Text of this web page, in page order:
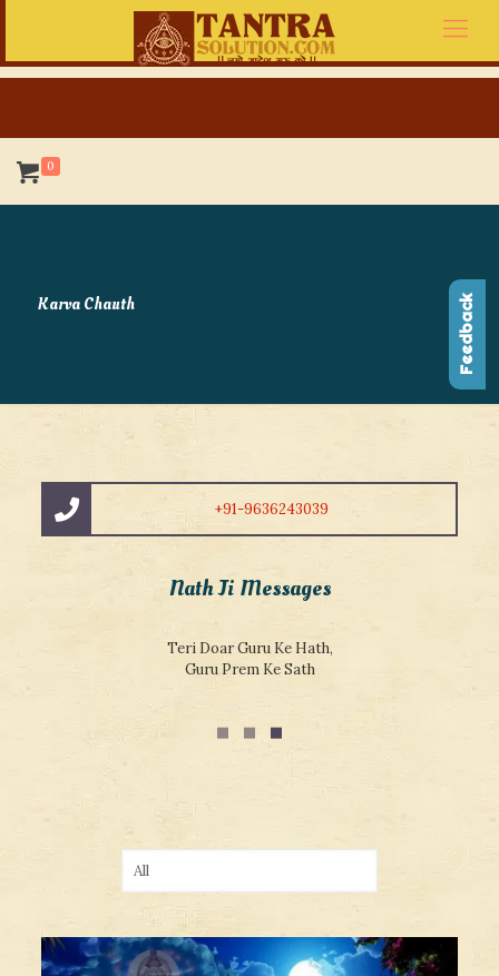
0
Karva Chauth
+91-9636243039
Nath Ji Messages
Sacchi Shiksha Jankar Kahate Sant Vichar, Addhyatma Vidya
Sar Hai Jivan Ka Adhar
Feedback